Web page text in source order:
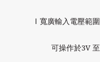
l 寬廣輸入電壓範圍
可操作於3V 至